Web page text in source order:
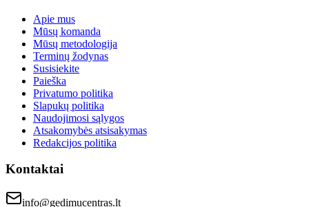
Apie mus
Mūsų komanda
Mūsų metodologija
Terminų žodynas
Susisiekite
Paieška
Privatumo politika
Slapukų politika
Naudojimosi sąlygos
Atsakomybės atsisakymas
Redakcijos politika
Kontaktai
info@gedimucentras.lt